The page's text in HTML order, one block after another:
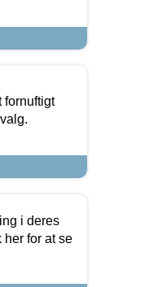
fornuftigt
i deres
for at se